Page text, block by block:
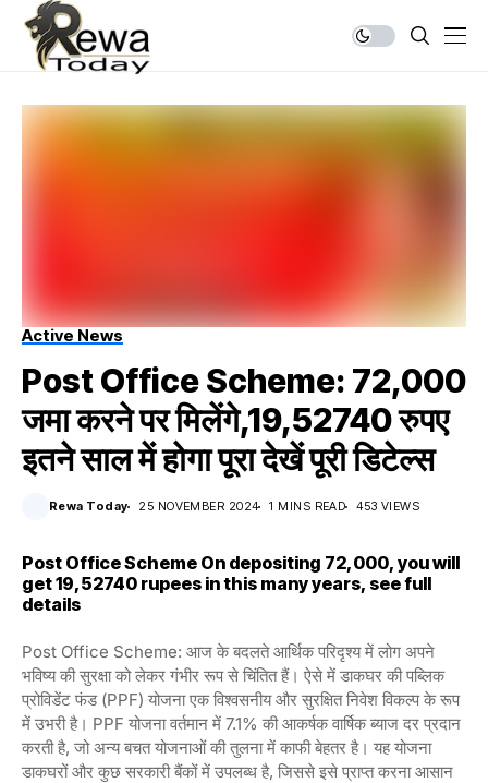
Active News
Post Office Scheme: ₹72,000
जमा करने पर मिलेंगे,19,52740 रुपए
इतने साल में होगा पूरा देखें पूरी डिटेल्स
Rewa Today 25 NOVEMBER 2024 1 MINS READ 453 VIEWS
Post Office Scheme On depositing ₹72,000, you will
get 19,52740 rupees in this many years, see full
details
Post Office Scheme: आज के बदलते आर्थिक परिदृश्य में लोग अपने
भविष्य की सुरक्षा को लेकर गंभीर रूप से चिंतित हैं। ऐसे में डाकघर की पब्लिक
प्रोविडेंट फंड (PPF) योजना एक विश्वसनीय और सुरक्षित निवेश विकल्प के रूप
में उभरी है। PPF योजना वर्तमान में 7.1% की आकर्षक वार्षिक ब्याज दर प्रदान
करती है, जो अन्य बचत योजनाओं की तुलना में काफी बेहतर है। यह योजना
डाकघरों और कुछ सरकारी बैंकों में उपलब्ध है, जिससे इसे प्राप्त करना आसान